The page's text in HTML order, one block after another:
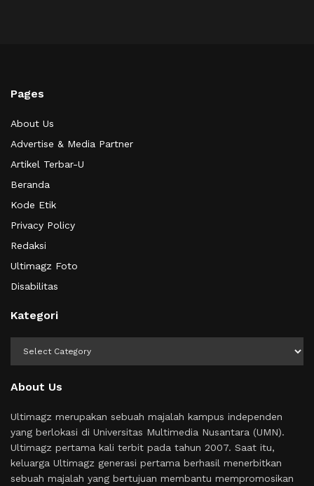
Pages
About Us
Advertise & Media Partner
Artikel Terbar-U
Beranda
Kode Etik
Privacy Policy
Redaksi
Ultimagz Foto
Disabilitas
Kategori
About Us
Ultimagz merupakan sebuah majalah kampus independen
yang berlokasi di Universitas Multimedia Nusantara (UMN).
Ultimagz pertama kali terbit pada tahun 2007. Saat itu,
keluarga Ultimagz generasi pertama berhasil menerbitkan
sebuah majalah yang bertujuan membantu mempromosikan